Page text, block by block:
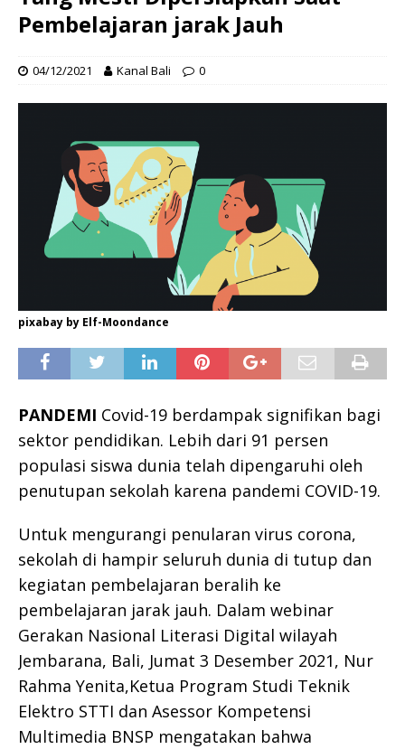
Pembelajaran jarak Jauh
04/12/2021 Kanal Bali 0
pixabay by Elf-Moondance
PANDEMI Covid-19 berdampak signifikan bagi
sektor pendidikan. Lebih dari 91 persen
populasi siswa dunia telah dipengaruhi oleh
penutupan sekolah karena pandemi COVID-19.
Untuk mengurangi penularan virus corona,
sekolah di hampir seluruh dunia di tutup dan
kegiatan pembelajaran beralih ke
pembelajaran jarak jauh. Dalam webinar
Gerakan Nasional Literasi Digital wilayah
Jembarana, Bali, Jumat 3 Desember 2021, Nur
Rahma Yenita,Ketua Program Studi Teknik
Elektro STTI dan Asessor Kompetensi
Multimedia BNSP mengatakan bahwa